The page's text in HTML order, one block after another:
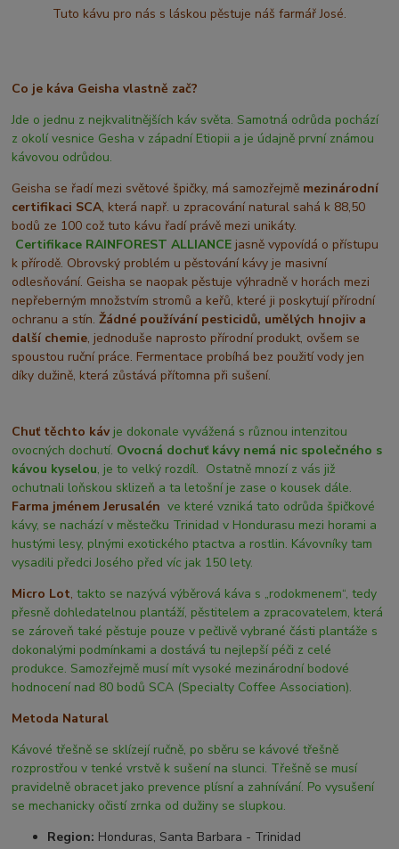
Tuto kávu pro nás s láskou pěstuje náš farmář José.
Co je káva Geisha vlastně zač?
Jde o jednu z nejkvalitnějších káv světa. Samotná odrůda pochází
z okolí vesnice Gesha v západní Etiopii a je údajně první známou
kávovou odrůdou.
Geisha se řadí mezi světové špičky, má samozřejmě mezinárodní
certifikaci SCA, která např. u zpracování natural sahá k 88,50
bodů ze 100 což tuto kávu řadí právě mezi unikáty.
Certifikace RAINFOREST ALLIANCE jasně vypovídá o přístupu
k přírodě. Obrovský problém u pěstování kávy je masivní
odlesňování. Geisha se naopak pěstuje výhradně v horách mezi
nepřeberným množstvím stromů a keřů, které ji poskytují přírodní
ochranu a stín.Žádné používání pesticidů, umělých hnojiv a
další chemie, jednoduše naprosto přírodní produkt, ovšem se
spoustou ruční práce. Fermentace probíhá bez použití vody jen
díky dužině, která zůstává přítomna při sušení.
Chuť těchto kávje dokonale vyvážená s různou intenzitou
ovocných dochutí. Ovocná dochuť kávy nemá nic společného s
kávou kyselou, je to velký rozdíl. Ostatně mnozí z vás již
ochutnali loňskou sklizeň a ta letošní je zase o kousek dále.
Farma jménem Jerusalén ve které vzniká tato odrůda špičkové
kávy, se nachází v městečku Trinidad v Hondurasu mezi horami a
hustými lesy, plnými exotického ptactva a rostlin. Kávovníky tam
vysadili předci Josého před víc jak 150 lety.
Micro Lot, takto se nazývá výběrová káva s „rodokmenem“, tedy
přesně dohledatelnou plantáží, pěstitelem a zpracovatelem, která
se zároveň také pěstuje pouze v pečlivě vybrané části plantáže s
dokonalými podmínkami a dostává tu nejlepší péči z celé
produkce. Samozřejmě musí mít vysoké mezinárodní bodové
hodnocení nad 80 bodů SCA (Specialty Coffee Association).
Metoda Natural
Kávové třešně se sklízejí ručně, po sběru se kávové třešně
rozprostřou v tenké vrstvě k sušení na slunci. Třešně se musí
pravidelně obracet jako prevence plísní a zahnívání. Po vysušení
se mechanicky očistí zrnka od dužiny se slupkou.
Region: Honduras, Santa Barbara - Trinidad